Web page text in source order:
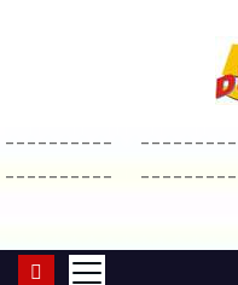
a
r
l
----------
----------